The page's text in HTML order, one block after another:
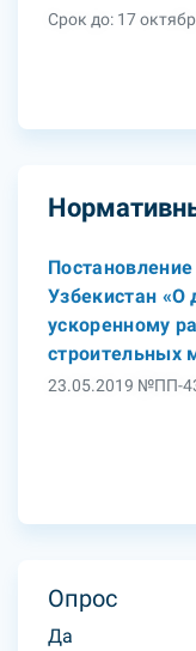
Срок до: 17
Узбекистан «О
ускоренному
строительных
23.05.2019 №ПП-
Опрос
Да